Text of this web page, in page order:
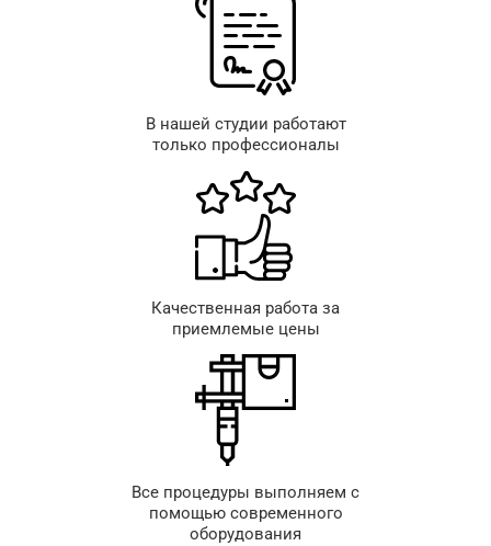
В нашей студии работают
только профессионалы
Качественная работа за
приемлемые цены
Все процедуры выполняем с
помощью современного
оборудования